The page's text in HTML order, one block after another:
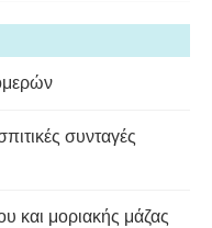
συνταγές
και μοριακής μάζας